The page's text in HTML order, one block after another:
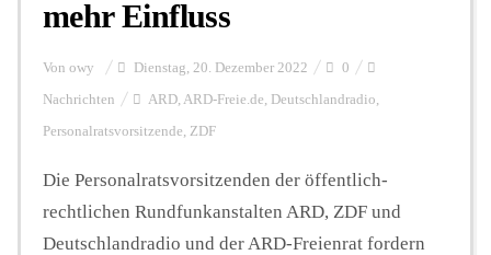
mehr Einfluss
Von owy Dienstag, 20. Dezember 2022 0
Nachrichten ARD, ARD-Freie.de, Deutschlandradio,
Personalratsvorsitzende, ZDF
Die Personalratsvorsitzenden der öffentlich-
rechtlichen Rundfunkanstalten ARD, ZDF und
Deutschlandradio und der ARD-Freienrat fordern